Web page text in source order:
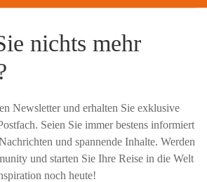
nichts mehr
Newsletter und erhalten Sie exklusive
Seien Sie immer bestens informiert
und spannende Inhalte. Werden
und starten Sie Ihre Reise in die Welt
noch heute!